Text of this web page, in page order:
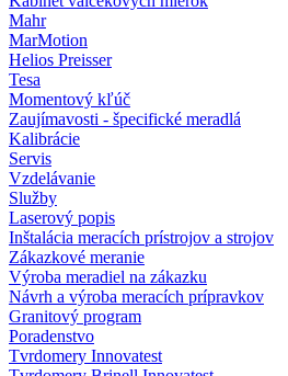
Mahr
MarMotion
Helios Preisser
Tesa
Momentový kľúč
Zaujímavosti - špecifické meradlá
Kalibrácie
Servis
Vzdelávanie
Služby
Laserový popis
Inštalácia meracích prístrojov a strojov
Zákazkové meranie
Výroba meradiel na zákazku
Návrh a výroba meracích prípravkov
Granitový program
Poradenstvo
Tvrdomery Innovatest